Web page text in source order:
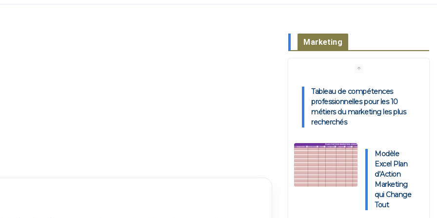
Marketing
Tableau de compétences
professionnelles pour les 10
métiers du marketing les plus
recherchés
Modèle
Excel Plan
d’Action
Marketing
qui Change
Tout